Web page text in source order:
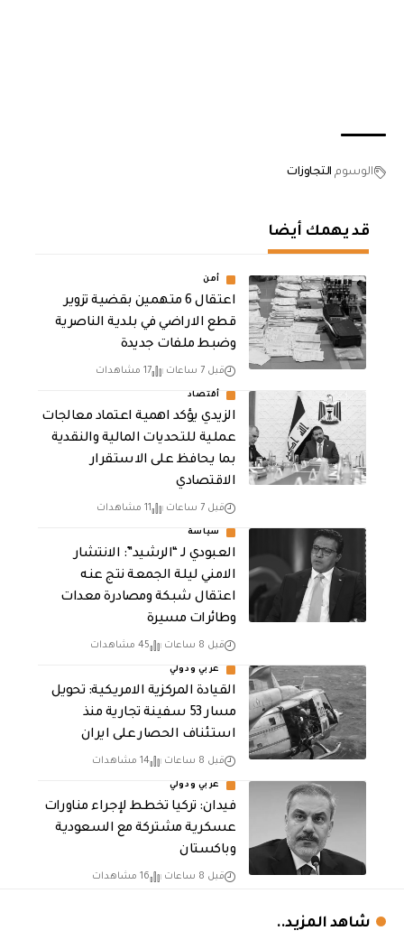
الوسوم التجاوزات
قد يهمك أيضا
أمن
اعتقال 6 متهمين بقضية تزوير
قطع الاراضي في بلدية الناصرية
وضبط ملفات جديدة
قبل 7 ساعات 17 مشاهدات
أقتصاد
الزيدي يؤكد اهمية اعتماد معالجات
عملية للتحديات المالية والنقدية
بما يحافظ على الاستقرار
الاقتصادي
قبل 7 ساعات 11 مشاهدات
سياسة
العبودي لـ “الرشيد”: الانتشار
الامني ليلة الجمعة نتج عنه
اعتقال شبكة ومصادرة معدات
وطائرات مسيرة
قبل 8 ساعات 45 مشاهدات
عربي ودولي
القيادة المركزية الامريكية: تحويل
مسار 53 سفينة تجارية منذ
استئناف الحصار على ايران
قبل 8 ساعات 14 مشاهدات
عربي ودولي
فيدان: تركيا تخطط لإجراء مناورات
عسكرية مشتركة مع السعودية
وباكستان
قبل 8 ساعات 16 مشاهدات
شاهد المزيد..